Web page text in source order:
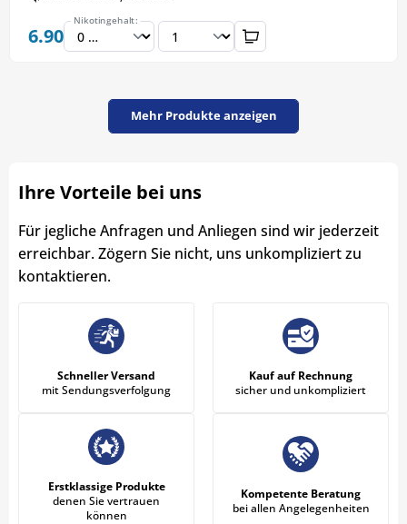
6.90
Nikotingehalt:
Mehr Produkte anzeigen
Ihre Vorteile bei uns
Für jegliche Anfragen und Anliegen sind wir jederzeit
erreichbar. Zögern Sie nicht, uns unkompliziert zu
kontaktieren.
Schneller Versand
mit Sendungsverfolgung
Kauf auf Rechnung
sicher und unkompliziert
Erstklassige Produkte
denen Sie vertrauen
können
Kompetente Beratung
bei allen Angelegenheiten